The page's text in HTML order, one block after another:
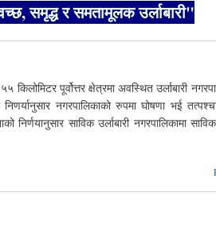
आ.व. २०८३।०८४ को कर छुट तथा
छुट सम्बन्धमा ।
समृद्ध र समतामूलक उर्लाबारी"
पूर्वोत्तर क्षेत्रमा अवस्थित उर्लाबारी
नगरपालिकाको रुपमा घोषणा भई
साविक उर्लाबारी नगरपालिकामा